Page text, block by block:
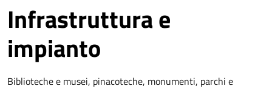
Infrastruttura e
impianto
Biblioteche e musei, pinacoteche, monumenti, parchi e